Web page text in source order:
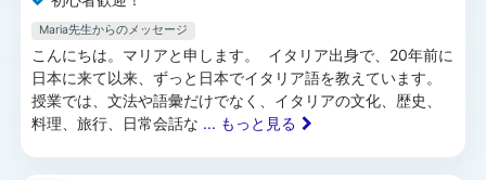
Maria先生からのメッセージ
こんにちは。マリアと申します。 イタリア出身で、20年前に
日本に来て以来、ずっと日本でイタリア語を教えています。
授業では、文法や語彙だけでなく、イタリアの文化、歴史、
料理、旅行、日常会話な ... もっと見る